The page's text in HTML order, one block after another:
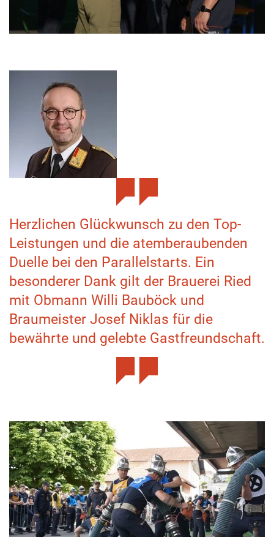
Herzlichen Glückwunsch zu den Top-
Leistungen und die atemberaubenden
Duelle bei den Parallelstarts. Ein
besonderer Dank gilt der Brauerei Ried
mit Obmann Willi Bauböck und
Braumeister Josef Niklas für die
bewährte und gelebte Gastfreundschaft.